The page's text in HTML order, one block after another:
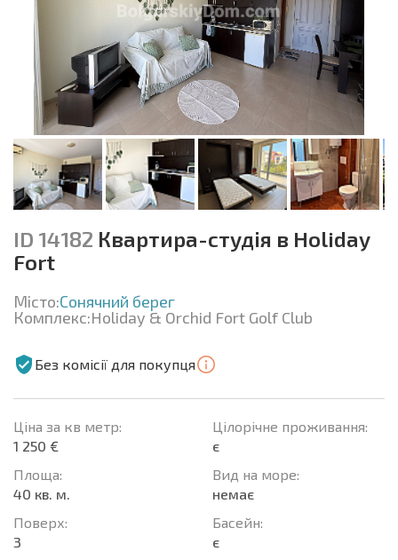
ID 14182 Квартира-студія в Holiday
Fort
Місто:Сонячний берег
Комплекс:Holiday & Orchid Fort Golf Club
Без комісії для покупця
Ціна за кв метр:
1 250 €
Площа:
40 кв. м.
Поверх:
3
Цілорічне проживання:
є
Вид на море:
немає
Баcейн:
є